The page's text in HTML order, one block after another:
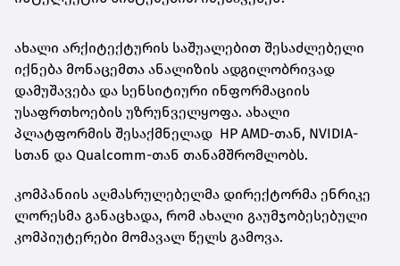
ახალი არქიტექტურის საშუალებით შესაძლებელი
იქნება მონაცემთა ანალიზის ადგილობრივად
დამუშავება და სენსიტიური ინფორმაციის
უსაფრთხოების უზრუნველყოფა. ახალი
პლატფორმის შესაქმნელად HP AMD-თან, NVIDIA-
სთან და Qualcomm-თან თანამშრომლობს.
კომპანიის აღმასრულებელმა დირექტორმა ენრიკე
ლორესმა განაცხადა, რომ ახალი გაუმჯობესებული
კომპიუტერები მომავალ წელს გამოვა.